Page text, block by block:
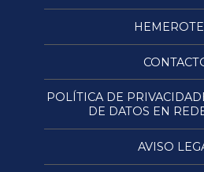
POLÍTICA DE
DE DATOS EN
AVISO